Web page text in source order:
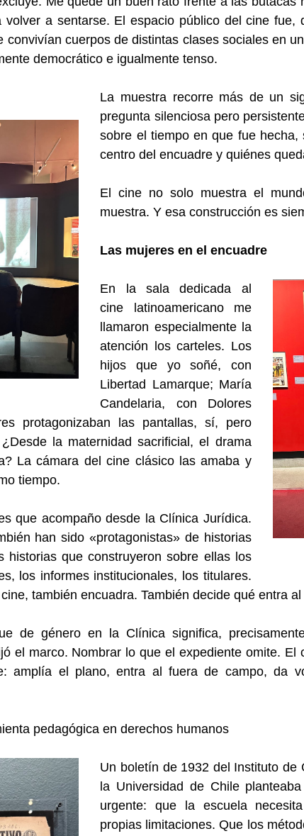
volver a sentarse. Elespacio público del cine fue,
convivían cuerpos de distintas clases sociales en
democrático e igualmente tenso.
La muestra recorre más de un
pregunta silenciosa pero
sobre el tiempo en que fue
centro del encuadre y quiénes
El cine no solo muestra el
muestra. Yesa construcción es
Las mujeres en el encuadre
En la sala dedicada al
cine latinoamericano me
llamaron especialmente la
atención los carteles. Los
hijos que yo soñé, con
Libertad Lamarque; María
Candelaria, con Dolores
protagonizaban las pantallas, sí, pero
la maternidad sacrificial, el drama
La cámara del cine clásico las amaba y
tiempo.
que acompaño desde la Clínica Jurídica.
han sido «protagonistas» de historias
historias que construyeron sobre ellas los
los informes institucionales, los titulares.
también encuadra. También decide qué entra
de género en la Clínica significa,
el marco. Nombrar lo que el expediente omite. El
amplía el plano, entra al fuera de campo, da
pedagógica en derechos humanos
Un boletín de 1932 del Instituto de
la Universidad de Chile
urgente: que la escuela
propias limitaciones. Que los